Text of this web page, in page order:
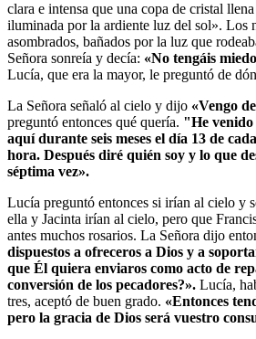
clara e intensa que una copa de cristal
iluminada por la ardiente luz del sol». Los
asombrados, bañados por la luz que
Señora sonreía y decía: «No tengáis
Lucía, que era la mayor, le preguntó de
La Señora señaló al cielo y dijo «Vengo
preguntó entonces qué quería. "He venido
aquí durante seis meses el día 13 de
hora. Después diré quién soy y lo que
séptima vez».
Lucía preguntó entonces si irían al cielo y
ella y Jacinta irían al cielo, pero que
antes muchos rosarios. La Señora dijo
dispuestos a ofreceros a Dios y a
que Él quiera enviaros como acto de
conversión de los pecadores?». Lucía,
tres, aceptó de buen grado. «Entonces
pero la gracia de Dios será vuestro